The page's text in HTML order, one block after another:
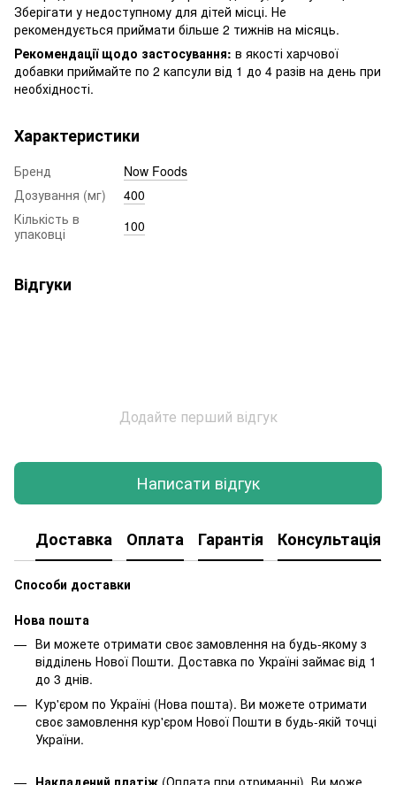
Зберігати у недоступному для дітей місці. Не
рекомендується приймати більше 2 тижнів на місяць.
Рекомендації щодо застосування: в якості харчової
добавки приймайте по 2 капсули від 1 до 4 разів на день при
необхідності.
Характеристики
Бренд
Now Foods
Дозування (мг)
400
Кількість в
упаковці
100
Відгуки
Додайте перший відгук
Написати відгук
Доставка Оплата Гарантія Консультація
Способи доставки
Нова пошта
Ви можете отримати своє замовлення на будь-якому з
відділень Нової Пошти. Доставка по Україні займає від 1
до 3 днів.
Кур'єром по Україні (Нова пошта). Ви можете отримати
своє замовлення кур'єром Нової Пошти в будь-якій точці
України.